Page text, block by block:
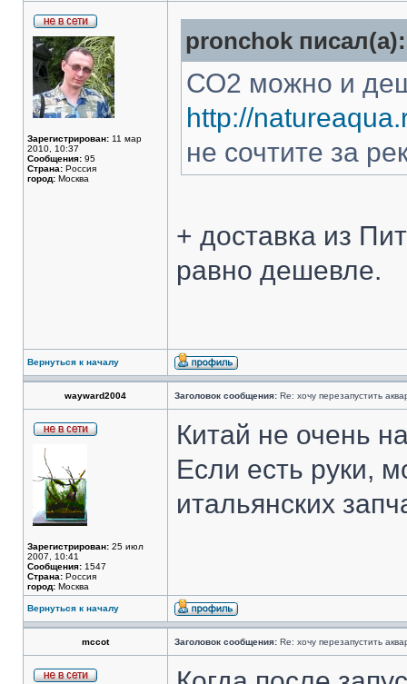
Зарегистрирован: 11 мар
2010, 10:37
Сообщения: 95
Страна: Россия
город: Москва
pronchok писал(а):
СО2 можно и
http://
не сочтите за
+ доставка из
равно дешевле.
Вернуться к началу
wayward2004 Заголовок сообщения: Re: хочу перезапустить
Зарегистрирован: 25 июл
2007, 10:41
Сообщения: 1547
Страна: Россия
город: Москва
Китай не очень
Если есть руки,
итальянских
Вернуться к началу
mccot Заголовок сообщения: Re: хочу перезапустить